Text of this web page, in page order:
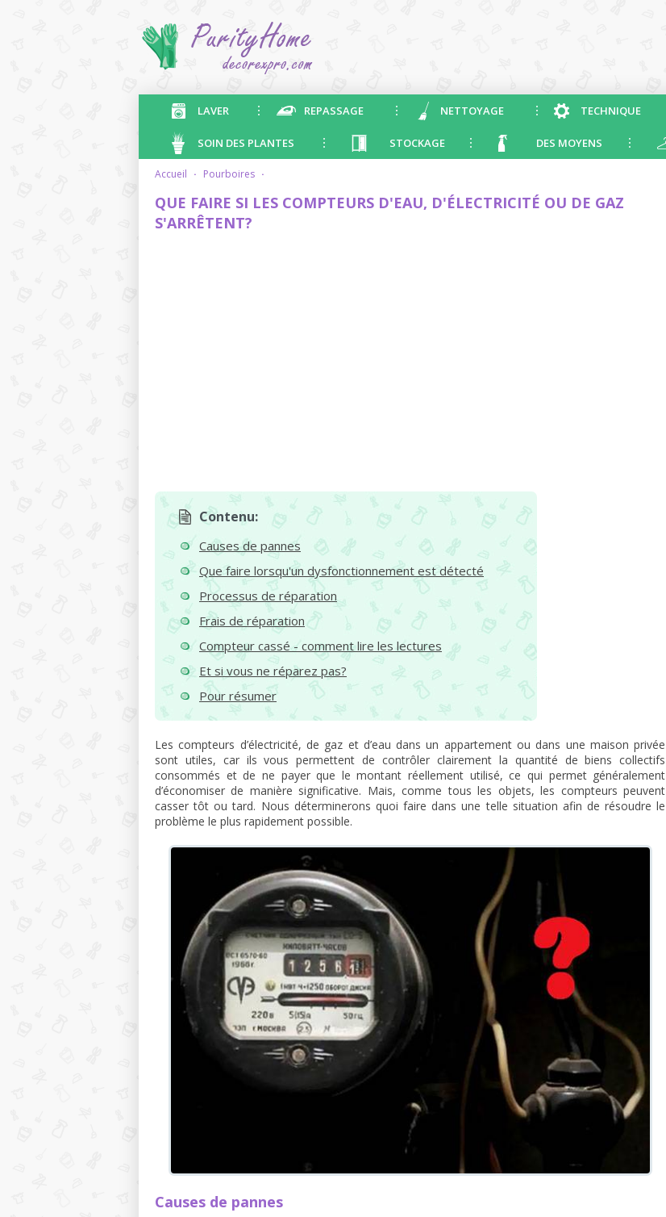
LAVER REPASSAGE NETTOYAGE TECHNIQUE
SOIN DES PLANTES STOCKAGE DES MOYENS
accueil · pourboires ·
QUE FAIRE SI LES COMPTEURS D'EAU, D'ÉLECTRICITÉ OU DE GAZ
S'ARRÊTENT?
Contenu:
Causes de pannes
Que faire lorsqu'un dysfonctionnement est détecté
Processus de réparation
Frais de réparation
Compteur cassé - comment lire les lectures
Et si vous ne réparez pas?
Pour résumer
Les compteurs d’électricité, de gaz et d’eau dans un appartement ou dans une maison privée
sont utiles, car ils vous permettent de contrôler clairement la quantité de biens collectifs
consommés et de ne payer que le montant réellement utilisé, ce qui permet généralement
d’économiser de manière significative. Mais, comme tous les objets, les compteurs peuvent
casser tôt ou tard. Nous déterminerons quoi faire dans une telle situation afin de résoudre le
problème le plus rapidement possible.
Causes de pannes